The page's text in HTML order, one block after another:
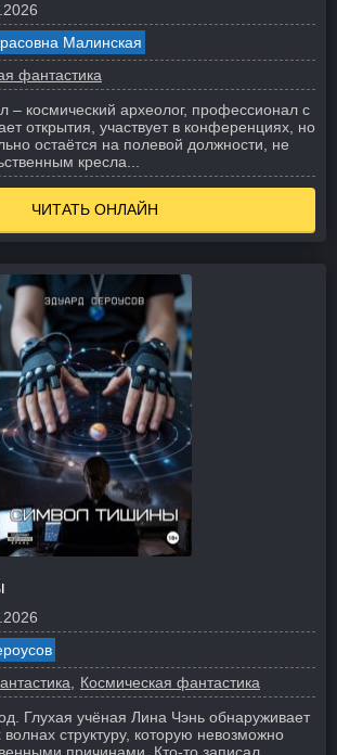
Малинская
фантастика
– космический археолог, профессионал с
открытия, участвует в конференциях, но
остаётся на полевой должности, не
кресла...
ЧИТАТЬ ОНЛАЙН
Космическая фантастика
Глухая учёная Лина Чэнь обнаруживает
структуру, которую невозможно